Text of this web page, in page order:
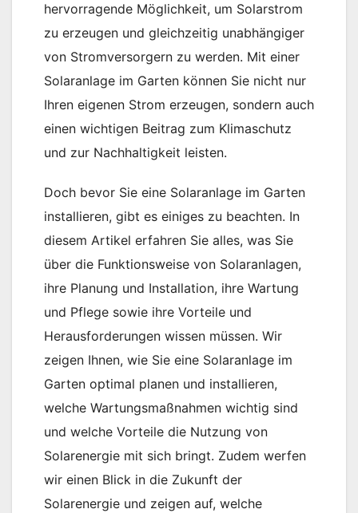
hervorragende Möglichkeit, um Solarstrom
zu erzeugen und gleichzeitig unabhängiger
von Stromversorgern zu werden. Mit einer
Solaranlage im Garten können Sie nicht nur
Ihren eigenen Strom erzeugen, sondern auch
einen wichtigen Beitrag zum Klimaschutz
und zur Nachhaltigkeit leisten.
Doch bevor Sie eine Solaranlage im Garten
installieren, gibt es einiges zu beachten. In
diesem Artikel erfahren Sie alles, was Sie
über die Funktionsweise von Solaranlagen,
ihre Planung und Installation, ihre Wartung
und Pflege sowie ihre Vorteile und
Herausforderungen wissen müssen. Wir
zeigen Ihnen, wie Sie eine Solaranlage im
Garten optimal planen und installieren,
welche Wartungsmaßnahmen wichtig sind
und welche Vorteile die Nutzung von
Solarenergie mit sich bringt. Zudem werfen
wir einen Blick in die Zukunft der
Solarenergie und zeigen auf, welche